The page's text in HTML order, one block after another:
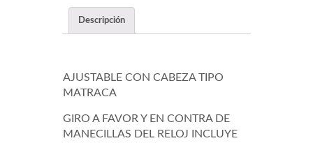
Descripción
AJUSTABLE CON CABEZA TIPO
MATRACA
GIRO A FAVOR Y EN CONTRA DE
MANECILLAS DEL RELOJ INCLUYE